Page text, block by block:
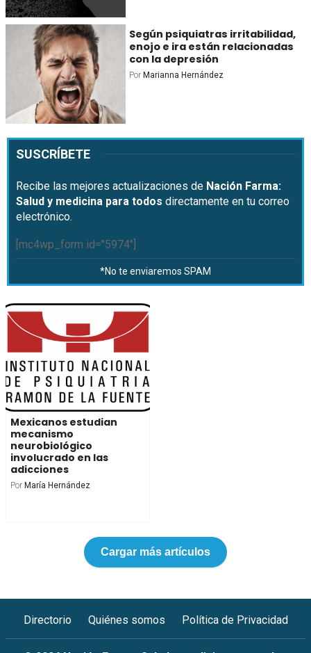
Según psiquiatras irritabilidad,
enojo e ira están relacionadas
con la depresión
Por Marianna Hernández
SUSCRÍBETE
Recibe las mejores actualizaciones de Nación Farma:
Salud y medicina para todos directamente en tu correo
electrónico.
[mc4wp_form id="5974"]
*No te enviaremos SPAM
Mexicanos estudian
mecanismo
neurobiológico
involucrado en las
adicciones
Por María Hernández
Cargar más artículos
Directorio Quiénes somos Política de Privacidad